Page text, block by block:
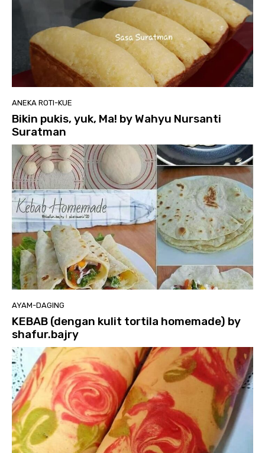
ANEKA ROTI-KUE
Bikin pukis, yuk, Ma! by Wahyu Nursanti
Suratman
AYAM-DAGING
KEBAB (dengan kulit tortila homemade) by
shafur.bajry